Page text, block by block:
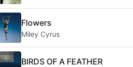
Flowers
Miley Cyrus
BIRDS OF A FEATHER